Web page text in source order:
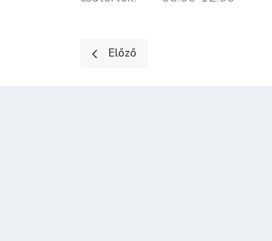
Előző cikk: KÖZÉRDEKŰ ADATOK
Előző